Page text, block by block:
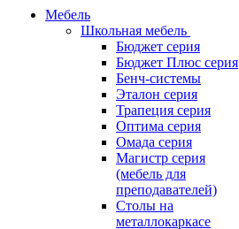
Мебель
Школьная мебель
Бюджет серия
Бюджет Плюс серия
Бенч-системы
Эталон серия
Трапеция серия
Оптима серия
Омада серия
Магистр серия
(мебель для
преподавателей)
Столы на
металлокаркасе